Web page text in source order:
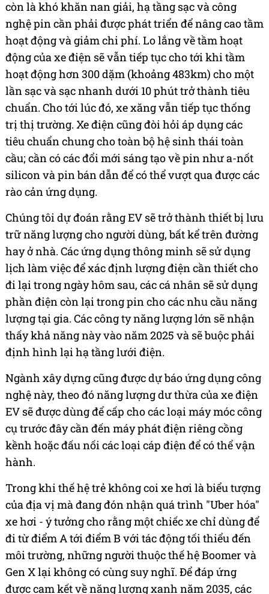
còn là khó khăn nan giải, hạ tầng sạc và công
nghệ pin cần phải được phát triển để nâng cao tầm
hoạt động và giảm chi phí. Lo lắng về tầm hoạt
động của xe điện sẽ vẫn tiếp tục cho tới khi tầm
hoạt động hơn 300 dặm (khoảng 483km) cho một
lần sạc và sạc nhanh dưới 10 phút trở thành tiêu
chuẩn. Cho tới lúc đó, xe xăng vẫn tiếp tục thống
trị thị trường. Xe điện cũng đòi hỏi áp dụng các
tiêu chuẩn chung cho toàn bộ hệ sinh thái toàn
cầu; cần có các đổi mới sáng tạo về pin như a-nốt
silicon và pin bán dẫn để có thể vượt qua được các
rào cản ứng dụng.
Chúng tôi dự đoán rằng EV sẽ trở thành thiết bị lưu
trữ năng lượng cho người dùng, bất kể trên đường
hay ở nhà. Các ứng dụng thông minh sẽ sử dụng
lịch làm việc để xác định lượng điện cần thiết cho
đi lại trong ngày hôm sau, các cá nhân sẽ sử dụng
phần điện còn lại trong pin cho các nhu cầu năng
lượng tại gia. Các công ty năng lượng lớn sẽ nhận
thấy khả năng này vào năm 2025 và sẽ buộc phải
định hình lại hạ tầng lưới điện.
Ngành xây dựng cũng được dự báo ứng dụng công
nghệ này, theo đó năng lượng dư thừa của xe điện
EV sẽ được dùng để cấp cho các loại máy móc công
cụ trước đây cần đến máy phát điện riêng cồng
kềnh hoặc đấu nối các loại cáp điện để có thể vận
hành.
Trong khi thế hệ trẻ không coi xe hơi là biểu tượng
của địa vị mà đang đón nhận quá trình "Uber hóa"
xe hơi - ý tưởng cho rằng một chiếc xe chỉ dùng để
đi từ điểm A tới điểm B với tác động tối thiểu đến
môi trường, những người thuộc thế hệ Boomer và
Gen X lại không có cùng suy nghĩ. Để đáp ứng
được cam kết về năng lượng xanh năm 2035, các